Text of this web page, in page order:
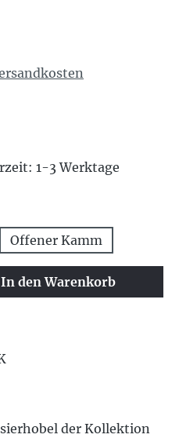
von 5 von 5 Sternen
1-3 Werktage
Offener Kamm
den
In den Warenkorb
der Kollektion